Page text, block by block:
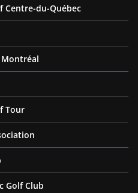
Centre-du-Québec
Montréal
Tour
Golf Club